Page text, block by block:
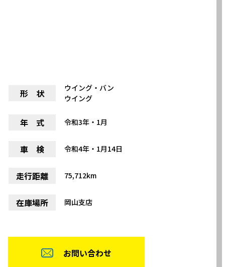
形 状
ウイング・バン
ウイング
年 式 令和3年・1月
車 検 令和4年・1月14日
走行距離 75,712km
在庫場所 岡山支店
お問い合わせ